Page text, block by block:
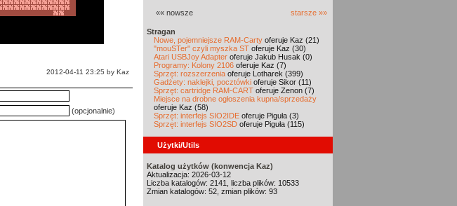
2012-04-11 23:25 by Kaz
(opcjonalnie)
«« nowsze starsze »»
Stragan
Nowe, pojemniejsze RAM-Carty oferuje Kaz (21)
"mouSTer" czyli myszka ST oferuje Kaz (30)
Atari USBJoy Adapter oferuje Jakub Husak (0)
Programy: Kolony 2106 oferuje Kaz (7)
Sprzęt: rozszerzenia oferuje Lotharek (399)
Gadżety: naklejki, pocztówki oferuje Sikor (11)
Sprzęt: cartridge RAM-CART oferuje Zenon (7)
Miejsce na drobne ogłoszenia kupna/sprzedaży
oferuje Kaz (58)
Sprzęt: interfejs SIO2IDE oferuje Piguła (3)
Sprzęt: interfejs SIO2SD oferuje Piguła (115)
Użytki/Utils
Katalog użytków (konwencja Kaz)
Aktualizacja: 2026-03-12
Liczba katalogów: 2141, liczba plików: 10533
Zmian katalogów: 52, zmian plików: 93